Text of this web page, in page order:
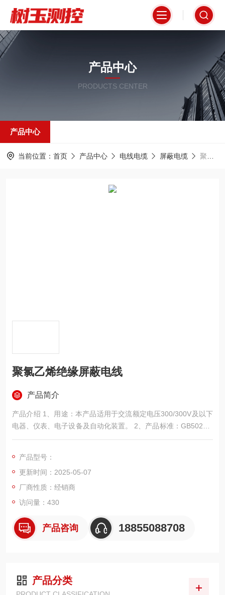
产品中心
PRODUCTS CENTER
产品中心
当前位置： 首页 产品中心 电线电缆 屏蔽电缆 聚氯乙烯绝缘屏蔽电线
聚氯乙烯绝缘屏蔽电线
产品简介
产品介绍 1、用途：本产品适用于交流额定电压300/300V及以下
电器、仪表、电子设备及自动化装置。 2、产品标准：GB5023.5
-86《额定电压450/750V及以下聚氯乙烯绝缘电缆（电线）屏蔽
的长期允许工作温度：AVP-105、RVP-105型……应不超过10
5℃；其他型号……应不超过70℃
产品型号：
更新时间：2025-05-07
厂商性质：经销商
访问量：430
产品咨询 18855088708
产品分类